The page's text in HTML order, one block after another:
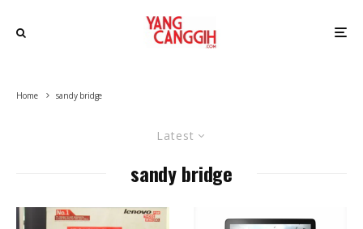
Home sandy bridge
Latest
sandy bridge